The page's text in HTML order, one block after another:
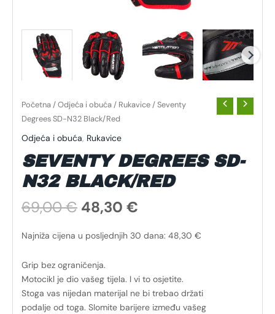
Početna /Odjeća i obuća / Rukavice / Seventy
Degrees SD-N32 Black/Red
Odjeća i obuća, Rukavice
SEVENTY DEGREES SD-
N32 BLACK/RED
69,00€ 48,30 €
Najniža cijena u posljednjih 30 dana: 48,30 €
Grip bez ograničenja.
Motocikl je dio vašeg tijela. I vi to osjetite.
Stoga vas nijedan materijal ne bi trebao držati
podalje od toga. Slomite barijere između vašeg